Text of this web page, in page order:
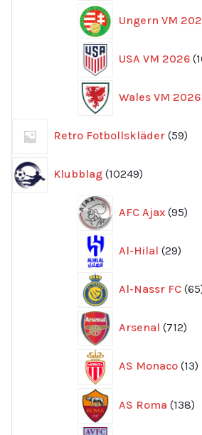
Ungern VM
USA VM 2026
Wales VM 2026
Retro Fotbollskläder 59
Klubblag 10249
produkter
AFC Ajax 95
Al-Hilal 29
Al-Nassr FC 65
Arsenal 712
AS Monaco 13
AS Roma 138